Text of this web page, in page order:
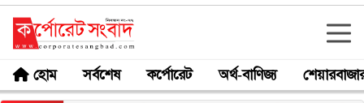
হোম সর্বশেষ কর্পোরেট অর্থ-বাণিজ্য